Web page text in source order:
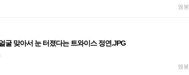
엠봉
굴 맞아서 눈 터졌다는 트와이스 정연.JPG
엠봉